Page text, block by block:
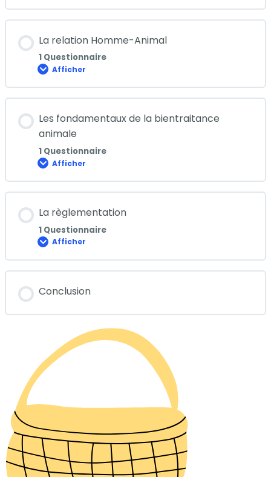
La relation Homme-Animal
1 Questionnaire
Afficher
La
Homme-
Animal
Les fondamentaux de la bientraitance
animale
1 Questionnaire
Afficher
Les
de
la
animale
La règlementation
1 Questionnaire
Afficher
La
Conclusion